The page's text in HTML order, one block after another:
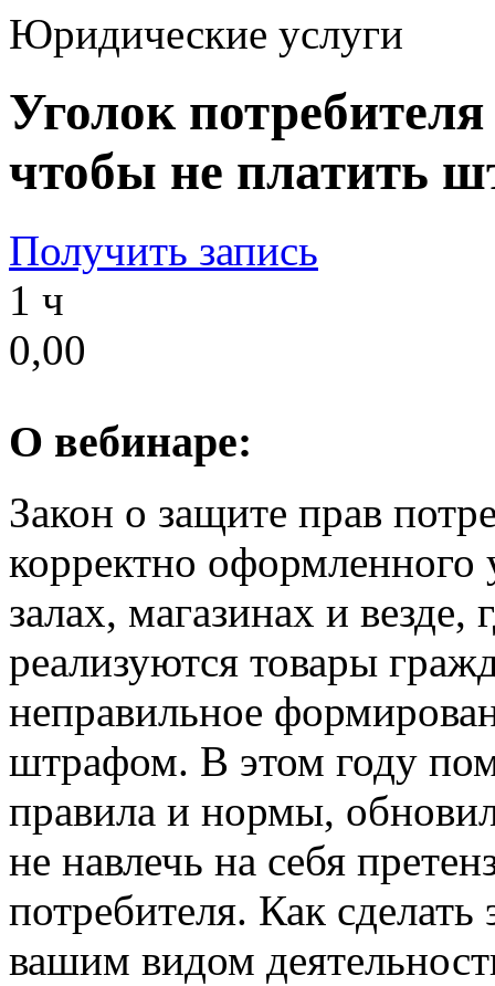
Юридические услуги
Уголок
чтобы не платить
Получить запись
1 ч
0,00
О вебинаре:
Закон о защите прав
корректно оформленного
залах, магазинах и везде,
реализуются товары
неправильное
штрафом. В этом году
правила и нормы,
не навлечь на себя
потребителя. Как сделать
вашим видом